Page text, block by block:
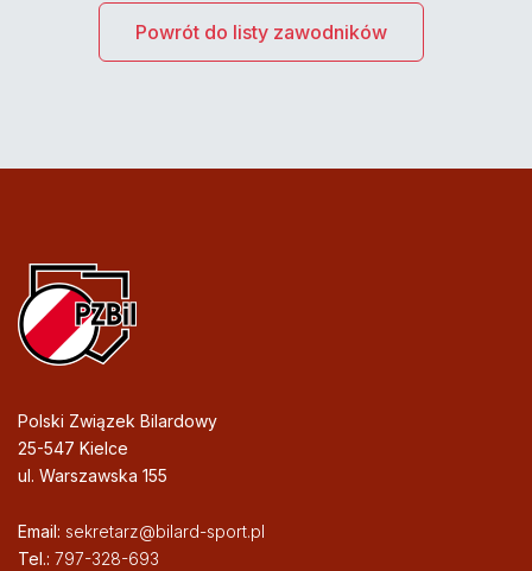
Powrót do listy zawodników
Polski Związek Bilardowy
25-547 Kielce
ul. Warszawska 155
Email: sekretarz@bilard-sport.pl
Tel.: 797-328-693